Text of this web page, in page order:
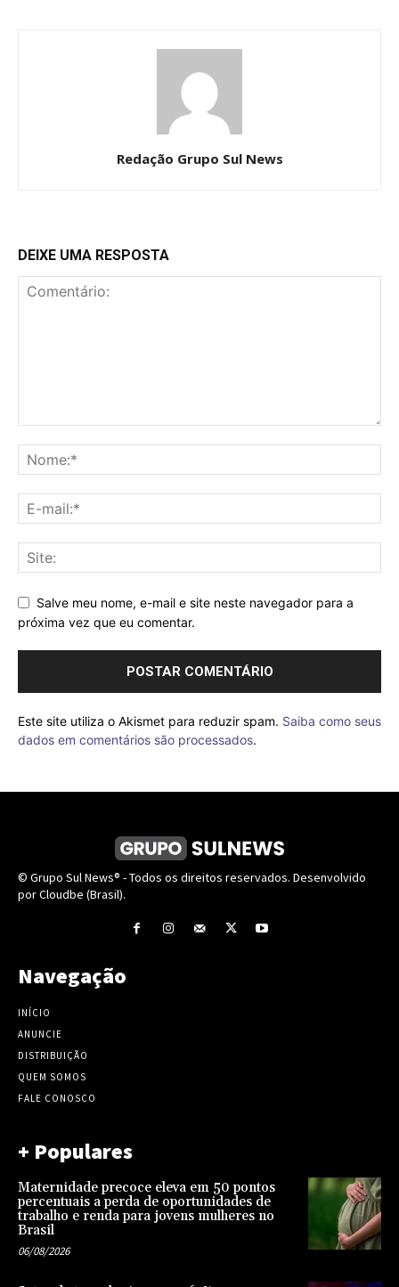
Redação Grupo Sul News
DEIXE UMA RESPOSTA
Salve meu nome, e-mail e site neste navegador para a
próxima vez que eu comentar.
Este site utiliza o Akismet para reduzir spam. Saiba como seus
dados em comentários são processados.
© Grupo Sul News® - Todos os direitos reservados. Desenvolvido
por Cloudbe (Brasil).
Navegação
INÍCIO
ANUNCIE
DISTRIBUIÇÃO
QUEM SOMOS
FALE CONOSCO
+ Populares
Maternidade precoce eleva em 50 pontos
percentuais a perda de oportunidades de
trabalho e renda para jovens mulheres no
Brasil
06/08/2026